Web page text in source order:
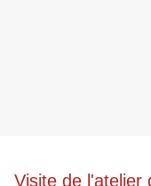
Visite de l'atelier